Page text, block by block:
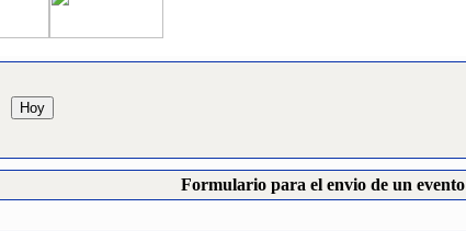
Formulario para el envio de un evento